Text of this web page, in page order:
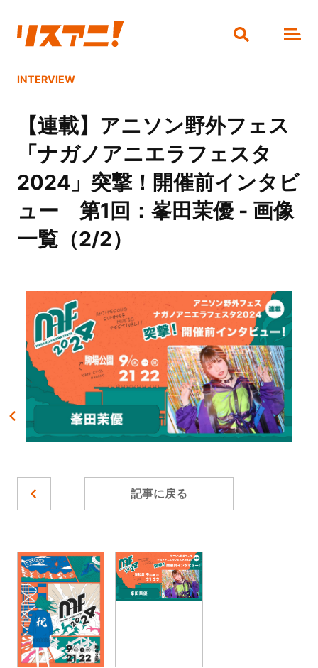
INTERVIEW
【連載】アニソン野外フェス
「ナガノアニエラフェスタ
2024」突撃！開催前インタビ
ュー 第1回：峯田茉優 - 画像
一覧（2/2）
記事に戻る